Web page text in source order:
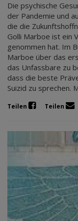
Die psychische
der Pandemie und
die die
Golli Marboe ist ein
genommen hat. Im
Marboe über das
das Unfassbare zu
dass die beste
Suizid zu sprechen.
Teilen Teilen